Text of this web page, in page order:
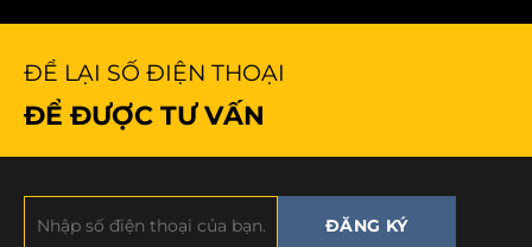
ĐỂ LẠI SỐ ĐIỆN THOẠI
ĐỂ ĐƯỢC TƯ VẤN